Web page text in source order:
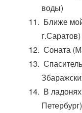
воды)
Ближе
г.Саратов)
Соната
В
Петербург)